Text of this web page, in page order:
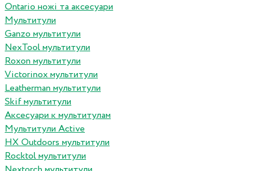
Ontario ножі та аксесуари
Мультитули
Ganzo мультитули
NexTool мультитули
Roxon мультитули
Victorinox мультитули
Leatherman мультитули
Skif мультитули
Аксесуари к мультитулам
Мультитули Active
HX Outdoors мультитули
Rocktol мультитули